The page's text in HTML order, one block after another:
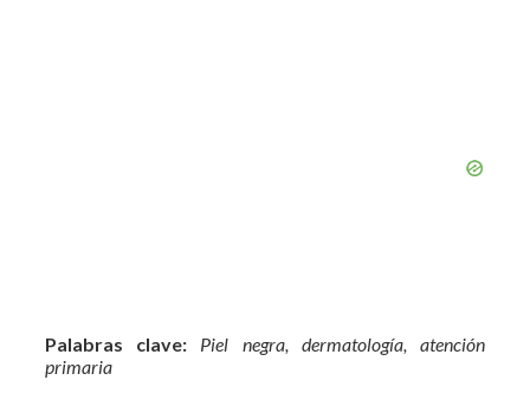
Palabras clave: Piel negra, dermatología, atención
primaria